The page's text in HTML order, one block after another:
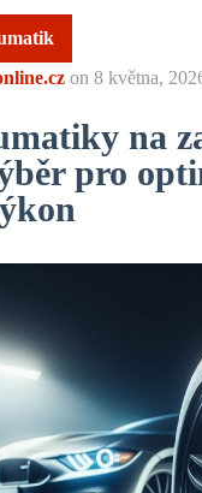
on 8 května,
na
pro